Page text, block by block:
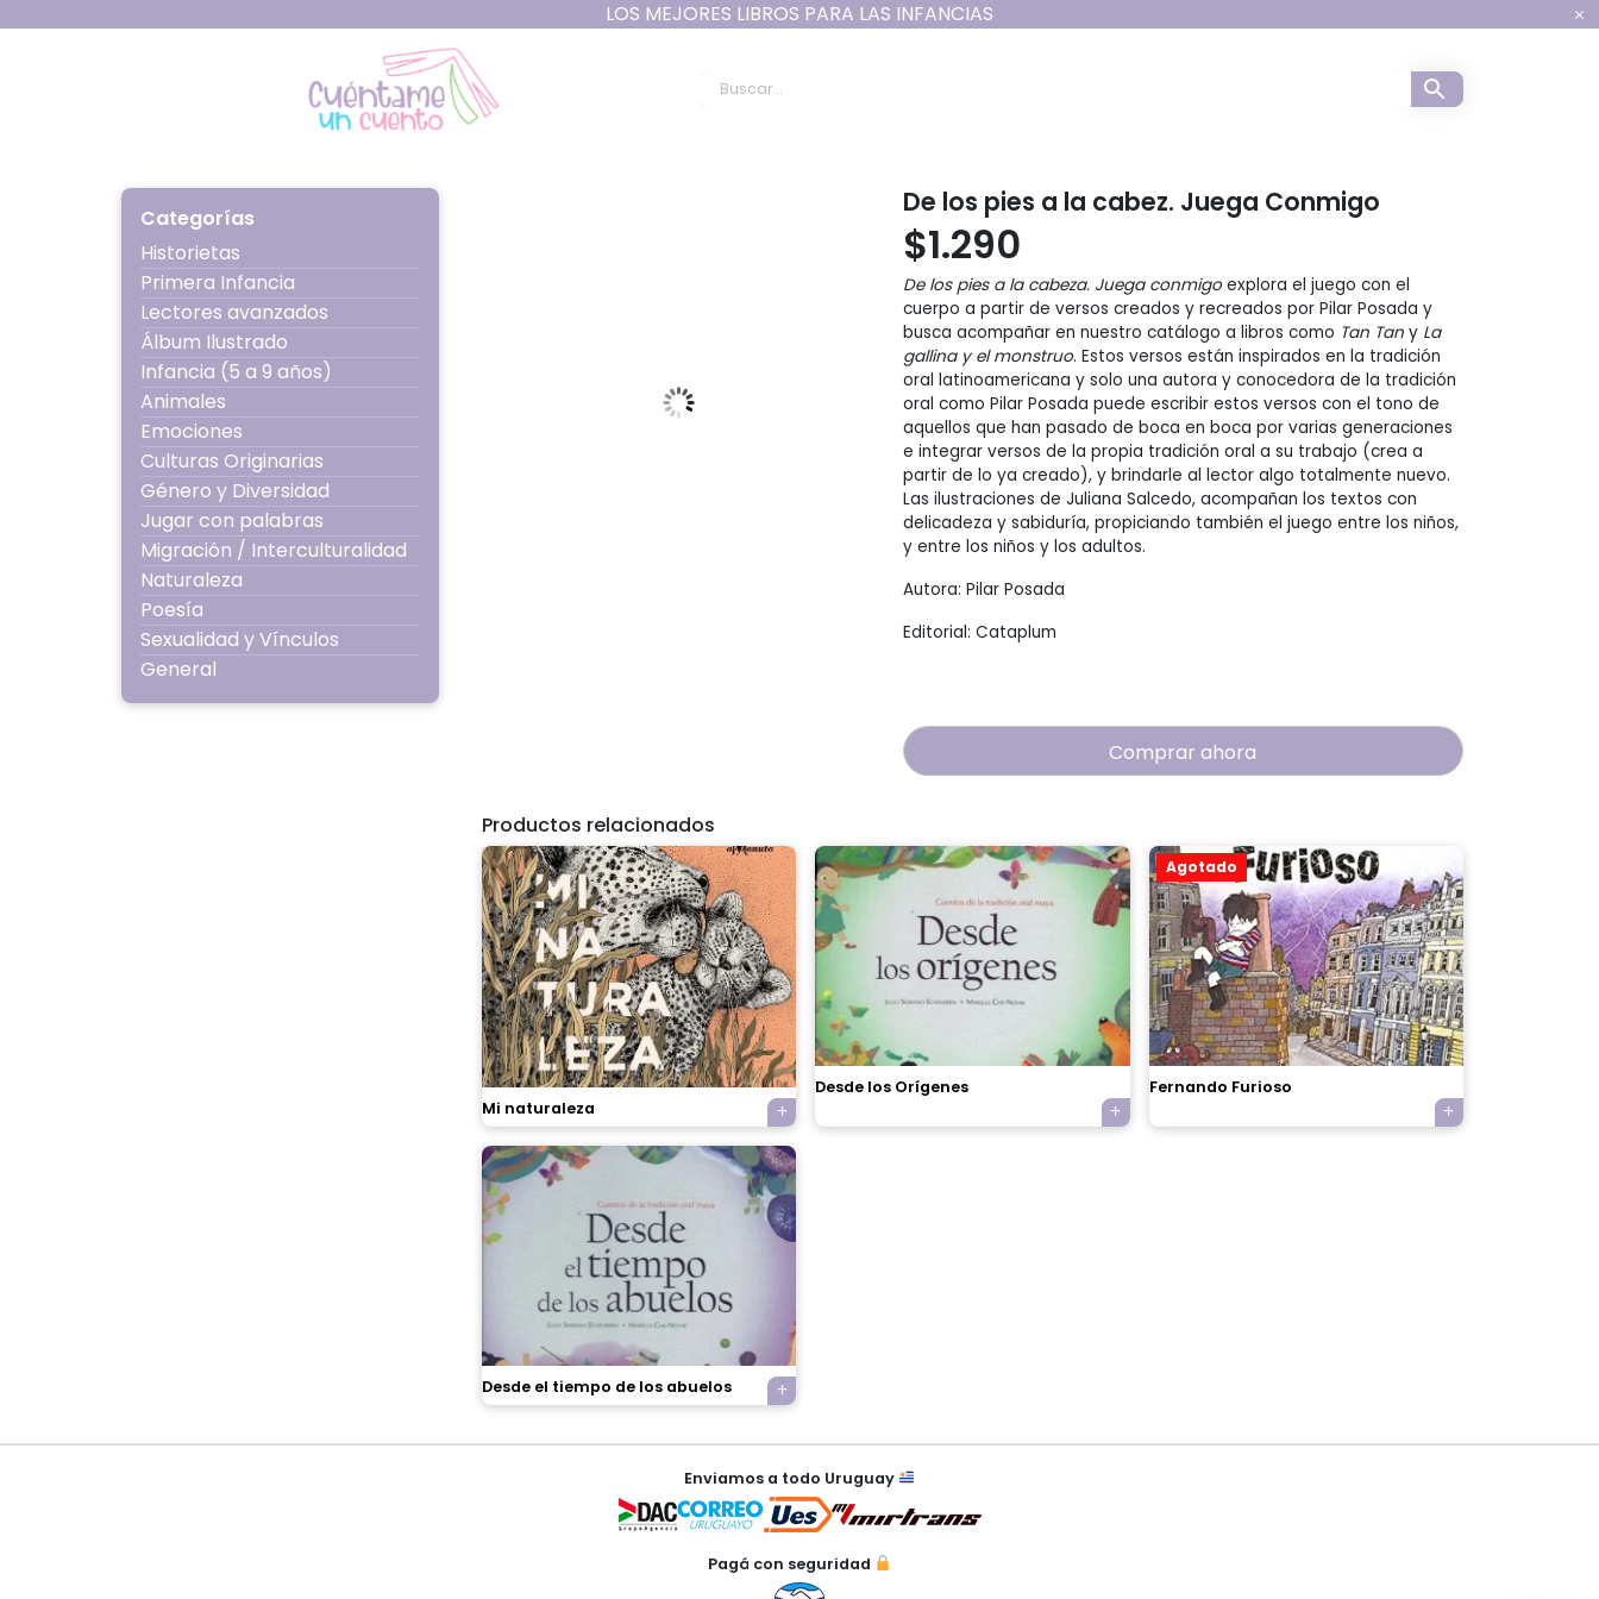
LOS MEJORES LIBROS PARA LAS INFANCIAS
Categorías
Historietas
Primera Infancia
Lectores avanzados
Álbum Ilustrado
Infancia (5 a 9 años)
Animales
Emociones
Culturas Originarias
Género y Diversidad
Jugar con palabras
Migración / Interculturalidad
Naturaleza
Poesía
Sexualidad y Vínculos
General
De los pies a la cabez. Juega Conmigo
$1.290
De los pies a la cabeza. Juega conmigoexplora el juego con el
cuerpo a partir de versos creados y recreados por Pilar Posada y
busca acompañar en nuestro catálogo a libros como Tan Tany La
gallina y el monstruo. Estos versos están inspirados en la tradición
oral latinoamericana y solo una autora y conocedora de la tradición
oral como Pilar Posada puede escribir estos versos con el tono de
aquellos que han pasado de boca en boca por varias generaciones
e integrar versos de la propia tradición oral a su trabajo (crea a
partir de lo ya creado), y brindarle al lector algo totalmente nuevo.
Las ilustraciones de Juliana Salcedo, acompañan los textos con
delicadeza y sabiduría, propiciando también el juego entre los niños,
y entre los niños y los adultos.
Autora: Pilar Posada
Editorial: Cataplum
Comprar ahora
Productos relacionados
Mi naturaleza
Desde los Orígenes
Agotado
Fernando Furioso
Desde el tiempo de los abuelos
Enviamos a todo Uruguay
Pagá con seguridad